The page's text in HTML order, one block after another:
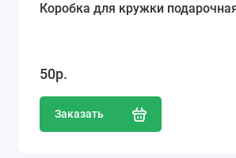
Коробка для кружки
50р.
Заказать